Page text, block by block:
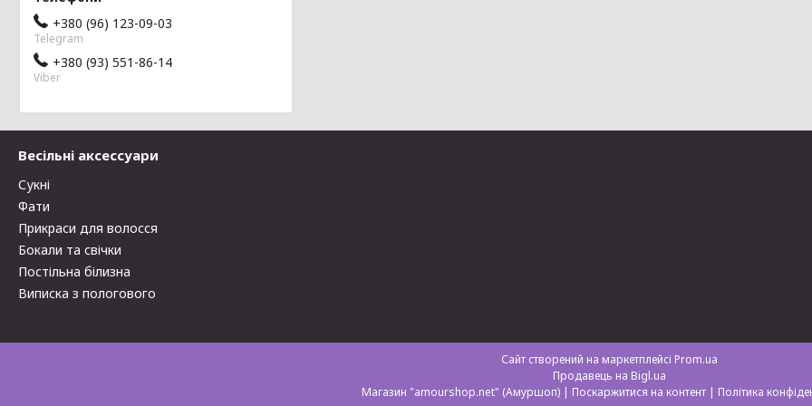
+380 (96) 123-09-03
Telegram
+380 (93) 551-86-14
Viber
Весільні аксессуари
Сукні
Фати
Прикраси для волосся
Бокали та свічки
Постільна білизна
Виписка з пологового
Сайт створений на маркетплейсі Prom.ua
Продавець на Bigl.ua
Магазин "amourshop.net" (Амуршоп) | Поскаржитися на контент | Політика